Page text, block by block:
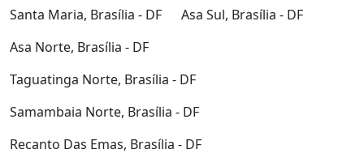
Santa Maria, Brasília - DF
Asa Sul, Brasília - DF
Asa Norte, Brasília - DF
Taguatinga Norte, Brasília - DF
Samambaia Norte, Brasília - DF
Recanto Das Emas, Brasília - DF